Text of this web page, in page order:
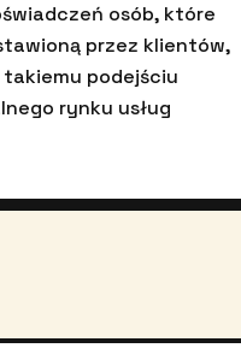
osób, które
przez klientów,
podejściu
rynku usług